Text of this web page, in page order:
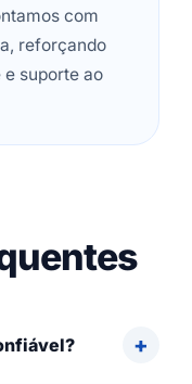
com
reforçando
suporte ao